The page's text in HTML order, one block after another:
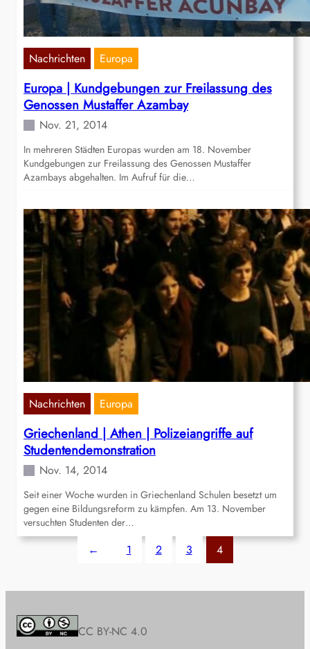
Nachrichten Europa
Europa | Kundgebungen zur Freilassung des
Genossen Mustaffer Azambay
Nov. 21, 2014
In mehreren Städten Europas wurden am 18. November
Kundgebungen zur Freilassung des Genossen Mustaffer
Azambays abgehalten. Im Aufruf für die…
Nachrichten Europa
Griechenland | Athen | Polizeiangriffe auf
Studentendemonstration
Nov. 14, 2014
Seit einer Woche wurden in Griechenland Schulen besetzt um
gegen eine Bildungsreform zu kämpfen. Am 13. November
versuchten Studenten der…
← 1 2 3 4
CC BY-NC 4.0